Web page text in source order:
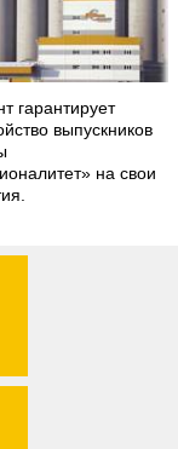
гарантирует
выпускников
на свои